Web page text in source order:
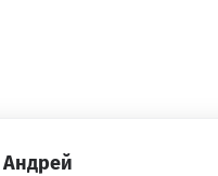
Андрей